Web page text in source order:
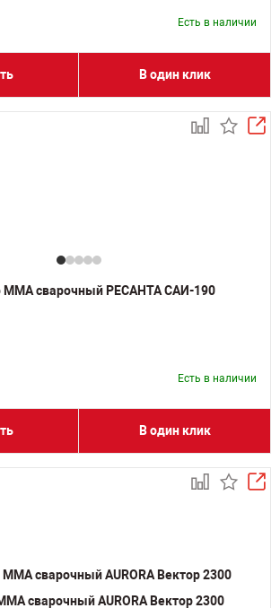
Есть в наличии
В один клик
MMA сварочный РЕСАНТА САИ-190
Есть в наличии
В один клик
сварочный AURORA Вектор 2300